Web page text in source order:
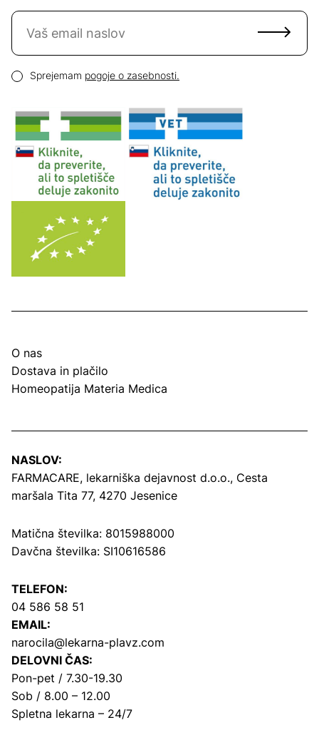
Naročite se na novice
Pogoji zasebnosti
Sprejemam pogoje o zasebnosti.
O nas
Dostava in plačilo
Homeopatija Materia Medica
NASLOV:
FARMACARE, lekarniška dejavnost d.o.o., Cesta
maršala Tita 77, 4270 Jesenice
Matična številka: 8015988000
Davčna številka: SI10616586
TELEFON:
04 586 58 51
EMAIL:
narocila@lekarna-plavz.com
DELOVNI ČAS:
Pon-pet / 7.30-19.30
Sob / 8.00 – 12.00
Spletna lekarna – 24/7